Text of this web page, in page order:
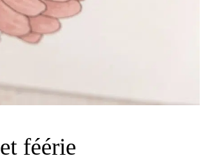
féérie